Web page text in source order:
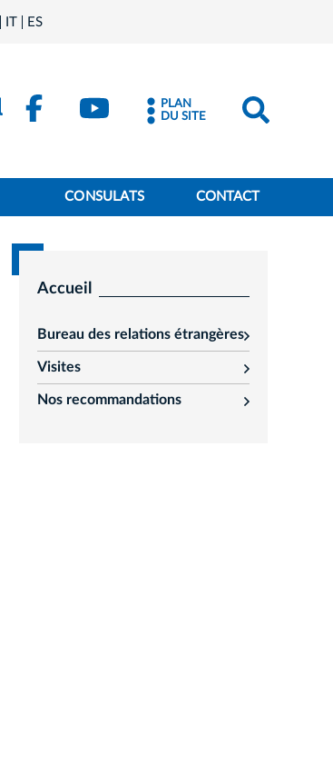
IT ES
PLAN
DU SITE
CONSULATS CONTACT
Accueil
Bureau des relations étrangères
rozwiń
Visites
rozwiń
Nos recommandations
rozwiń